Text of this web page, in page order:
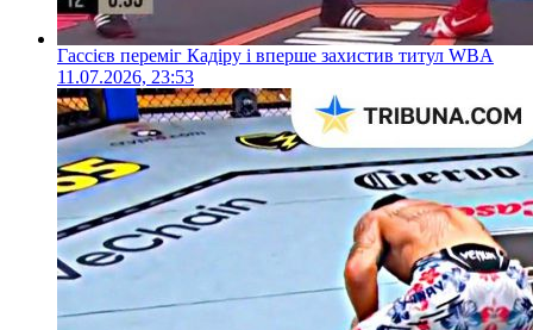
Гассієв переміг Кадіру і вперше захистив титул WBA
11.07.2026, 23:53